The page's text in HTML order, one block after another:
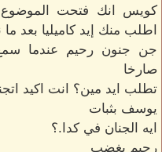
كويس انك فتحت الموضوع
اطلب منك إيد كاميليا بعد
جن جنون رحيم عندما
صارخا
تطلب ايد مين؟ انت اكيد
يوسف بثبات
ايه الجنان في كدا.؟
رحيم بغضب